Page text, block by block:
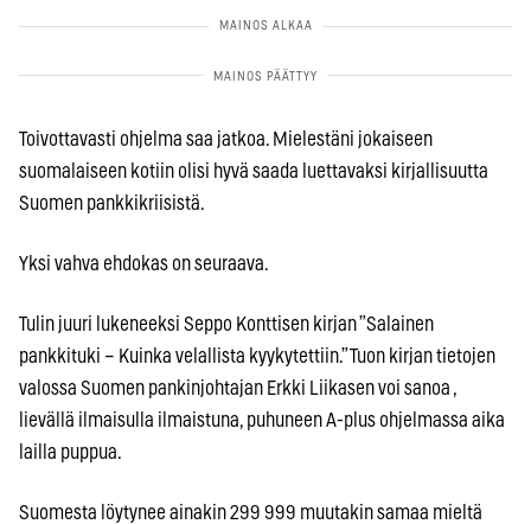
Toivottavasti ohjelma saa jatkoa. Mielestäni jokaiseen
suomalaiseen kotiin olisi hyvä saada luettavaksi kirjallisuutta
Suomen pankkikriisistä.
Yksi vahva ehdokas on seuraava.
Tulin juuri lukeneeksi Seppo Konttisen kirjan ”Salainen
pankkituki – Kuinka velallista kyykytettiin.” Tuon kirjan tietojen
valossa Suomen pankinjohtajan Erkki Liikasen voi sanoa ,
lievällä ilmaisulla ilmaistuna, puhuneen A-plus ohjelmassa aika
lailla puppua.
Suomesta löytynee ainakin 299 999 muutakin samaa mieltä